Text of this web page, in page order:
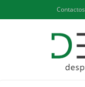
Contactos